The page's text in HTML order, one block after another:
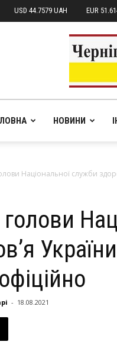
USD 44.7579 UAH EUR
НОВИНИ
Національної служби
- 18.08.2021